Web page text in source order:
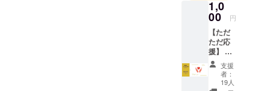
という想い
を靴下に乗
せて全国の
若者に届け
1,0
00 円
【ただ
ただ応
援】 ▼
内容 ①
応援を
して下
支援
者：
19人